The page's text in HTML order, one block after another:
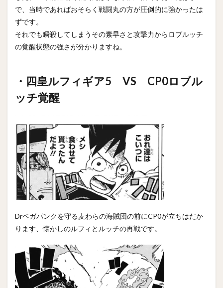
で、当時であればおそらく戦闘丸の方が圧倒的に強かったは
ずです。
それでも瞬殺してしまうその素早さと攻撃力からロブルッチ
の覚醒状態の強さが分かりますね。
・四皇ルフィギア5 VS CP0ロブル
ッチ覚醒
Drベガパンクを守る麦わらの海賊団の前にCP0が立ちはだか
ります、懐かしのルフィとルッチの再戦です。